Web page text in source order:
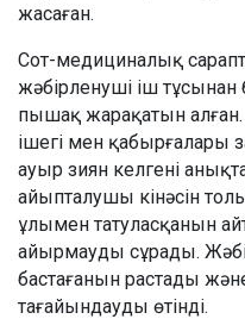
жасаған.
Сот-медициналық
жәбірленуші іш
пышақ жарақатын
ішегі мен
ауыр зиян келгені
айыпталушы кінәсін
ұлымен татуласқанын
айырмауды сұрады.
бастағанын растады
тағайындауды өтінді.